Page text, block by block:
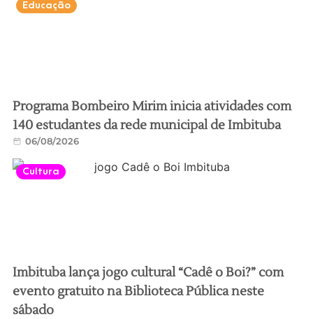
Educação
Programa Bombeiro Mirim inicia atividades com
140 estudantes da rede municipal de Imbituba
06/08/2026
Cultura
Imbituba lança jogo cultural “Cadê o Boi?” com
evento gratuito na Biblioteca Pública neste
sábado